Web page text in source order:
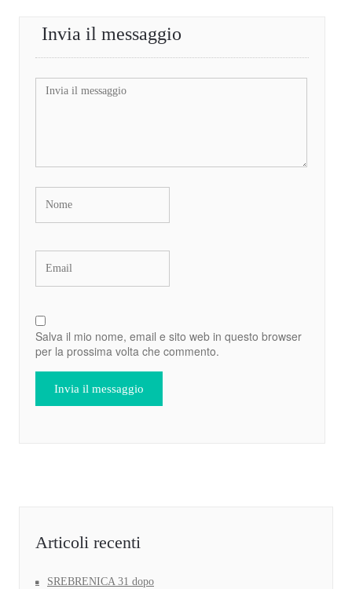
Invia il messaggio
Salva il mio nome, email e sito web in questo browser
per la prossima volta che commento.
Articoli recenti
SREBRENICA 31 dopo